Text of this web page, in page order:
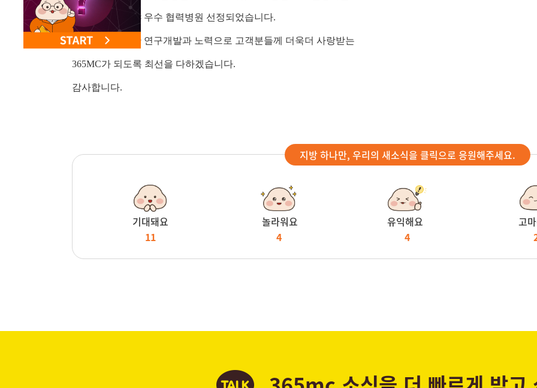
비만클리닉 분야 우수 협력병원 선정되었습니다.
앞으로도 꾸준한 연구개발과 노력으로 고객분들께 더욱더 사랑받는
365MC가 되도록 최선을 다하겠습니다.
감사합니다.
지방 하나만, 우리의 새소식을 클릭으로 응원해주세요.
기대돼요
11
놀라워요
4
유익해요
4
고